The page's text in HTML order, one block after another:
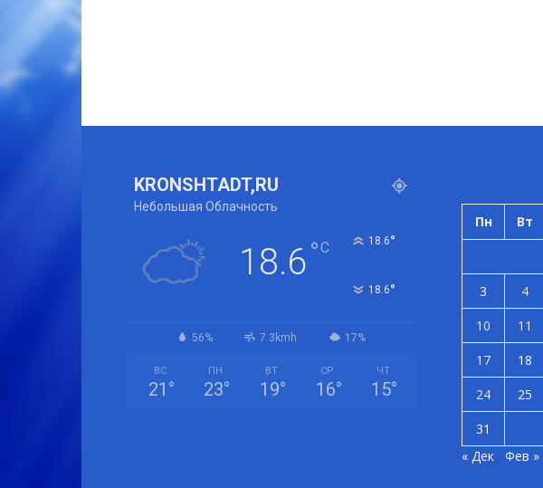
KRONSHTADT,RU
Небольшая Облачность
18.6°C 18.6°
18.6°
56% 7.3kmh 17%
ВС
21 °
ПН
23°
ВТ
19°
СР
16°
ЧТ
15°
Пн Вт
3
4
10
11
17
18
24
25
31
« Дек
Фев »